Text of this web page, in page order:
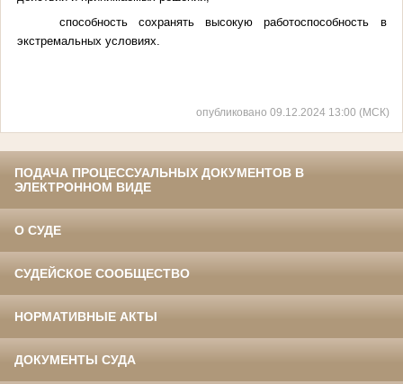
способность сохранять высокую работоспособность в
экстремальных условиях.
опубликовано 09.12.2024 13:00 (МСК)
ПОДАЧА ПРОЦЕССУАЛЬНЫХ ДОКУМЕНТОВ В
ЭЛЕКТРОННОМ ВИДЕ
О СУДЕ
СУДЕЙСКОЕ СООБЩЕСТВО
НОРМАТИВНЫЕ АКТЫ
ДОКУМЕНТЫ СУДА